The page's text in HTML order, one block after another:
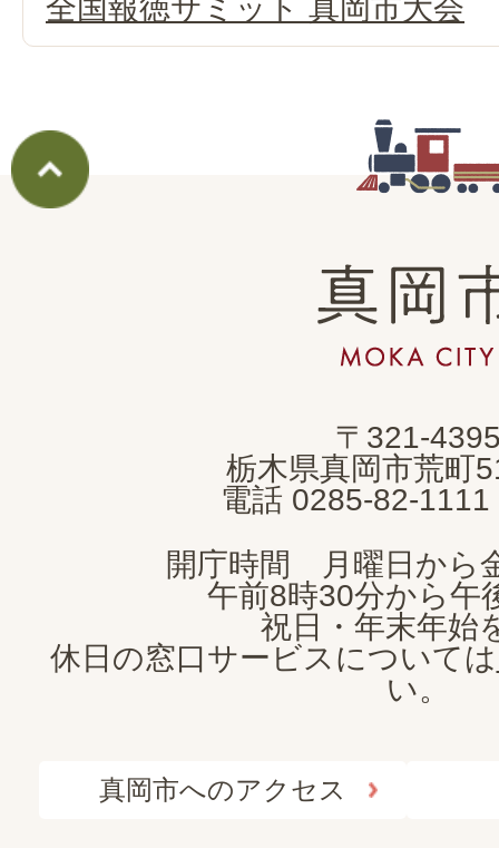
全国報徳サミット 真岡市大会
真
岡
市
CITY
〒321-
栃木県真岡市荒町
電話 0285-82-1111
開庁時間 月曜日から
午前8時30分から午
祝日・年末年始
休日の窓口サービスについては
い。
真岡市へのアクセス